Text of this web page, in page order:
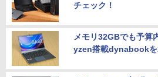
チェック！
メモリ32GBでも予算
yzen搭載dynabookを